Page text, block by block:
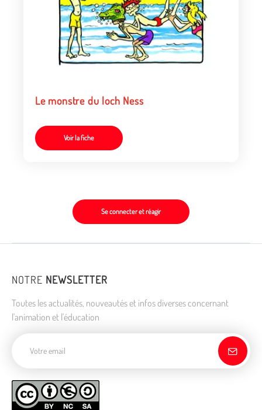
Le monstre du loch Ness
Voir la fiche
Se connecter et réagir
NOTRE NEWSLETTER
Toutes les actualités, nouveautés et infos diverses concernant
l'animation et l'éducation